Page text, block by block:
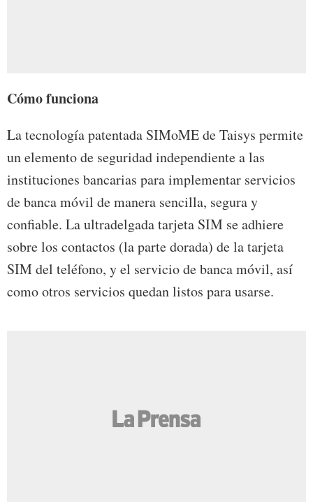
Cómo funciona
La tecnología patentada SIMoME de Taisys permite
un elemento de seguridad independiente a las
instituciones bancarias para implementar servicios
de banca móvil de manera sencilla, segura y
confiable. La ultradelgada tarjeta SIM se adhiere
sobre los contactos (la parte dorada) de la tarjeta
SIM del teléfono, y el servicio de banca móvil, así
como otros servicios quedan listos para usarse.